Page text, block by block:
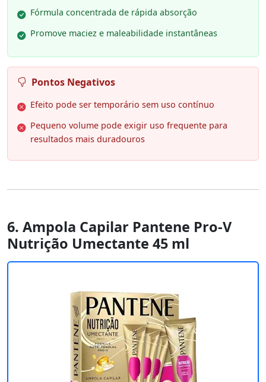
Fórmula concentrada de rápida absorção
Promove maciez e maleabilidade instantâneas
Pontos Negativos
Efeito pode ser temporário sem uso contínuo
Pequeno volume pode exigir uso frequente para
resultados mais duradouros
6. Ampola Capilar Pantene Pro-V
Nutrição Umectante 45 ml